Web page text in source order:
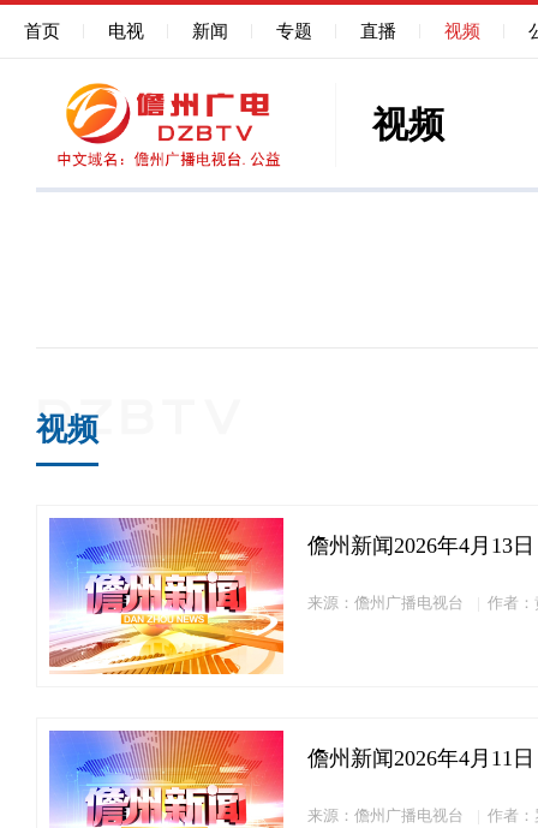
首页 电视 新闻 专题 直播 视频
视频
视频
儋州新闻2026年4月13日
来源：儋州广播电视台 作者：
儋州新闻2026年4月11日
来源：儋州广播电视台 作者：